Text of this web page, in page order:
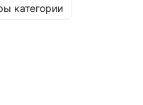
категории